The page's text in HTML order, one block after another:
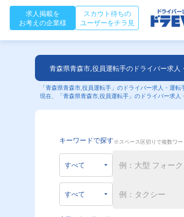
求人掲載を
お考えの企業様
スカウト待ちの
ユーザーをチラ見
青森県青森市,役員運転手のドライバー求人
「青森県青森市,役員運転手」のドライバー求人・運転
現在、「青森県青森市,役員運転手」のドライバー求人
キーワードで探す※スペース区切りで複数ワー